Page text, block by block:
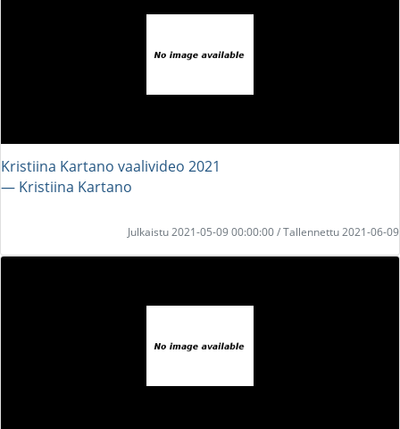
Kristiina Kartano vaalivideo 2021
― Kristiina Kartano
Julkaistu 2021-05-09 00:00:00 / Tallennettu 2021-06-09